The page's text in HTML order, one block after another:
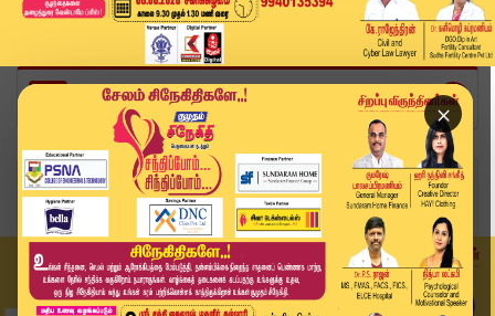
×
Home
வீடியோ ஸ்டோரி
Koyambedu | சிறையில் இருந்து வெளியே வந்த ரவுடி ...